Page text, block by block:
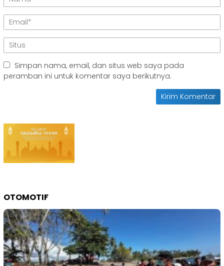
Simpan nama, email, dan situs web saya pada
peramban ini untuk komentar saya berikutnya.
OTOMOTIF